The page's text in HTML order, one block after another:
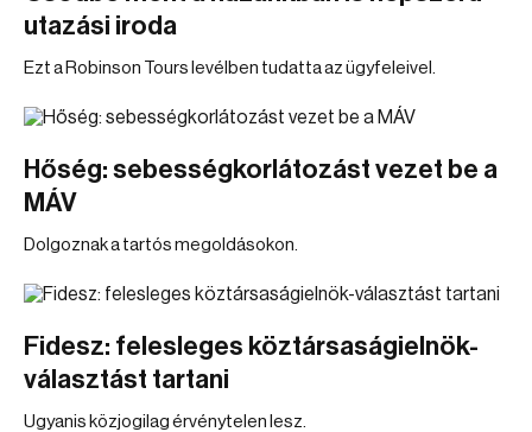
utazási iroda
Ezt a Robinson Tours levélben tudatta az ügyfeleivel.
Hőség: sebességkorlátozást vezet be a
MÁV
Dolgoznak a tartós megoldásokon.
Fidesz: felesleges köztársaságielnök-
választást tartani
Ugyanis közjogilag érvénytelen lesz.